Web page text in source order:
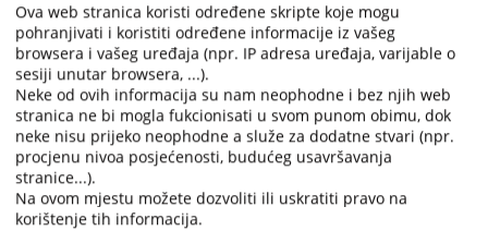
1743ПРЕГЛЕДА
Ova web stranica koristi određene skripte koje mogu
pohranjivati i koristiti određene informacije iz vašeg
browsera i vašeg uređaja (npr. IP adresa uređaja, varijable o
sesiji unutar browsera, ...).
Neke od ovih informacija su nam neophodne i bez njih web
stranica ne bi mogla fukcionisati u svom punom obimu, dok
neke nisu prijeko neophodne a služe za dodatne stvari (npr.
procjenu nivoa posjećenosti, budućeg usavršavanja
stranice...).
Na ovom mjestu možete dozvoliti ili uskratiti pravo na
korištenje tih informacija.